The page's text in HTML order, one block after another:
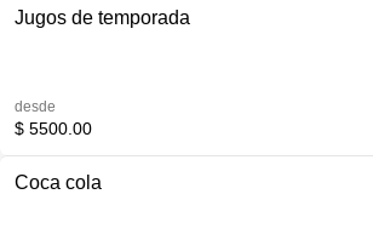
Jugos de temporada
desde
$ 5500.00
Coca cola